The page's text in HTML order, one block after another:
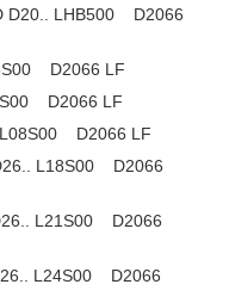
D20.. LHB500 D2066
D2066 LF
D2066 LF
L08S00 D2066 LF
L18S00 D2066
L21S00 D2066
L24S00 D2066